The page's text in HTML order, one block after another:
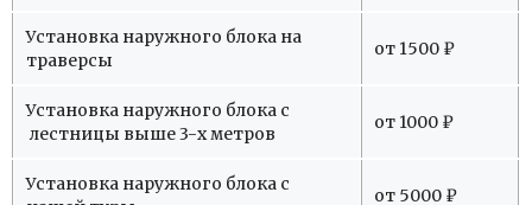
Установка наружного блока на
траверсы
от 1500 ₽
Установка наружного блока с
лестницы выше 3-х метров
от 1000 ₽
Установка наружного блока с
от 5000 ₽